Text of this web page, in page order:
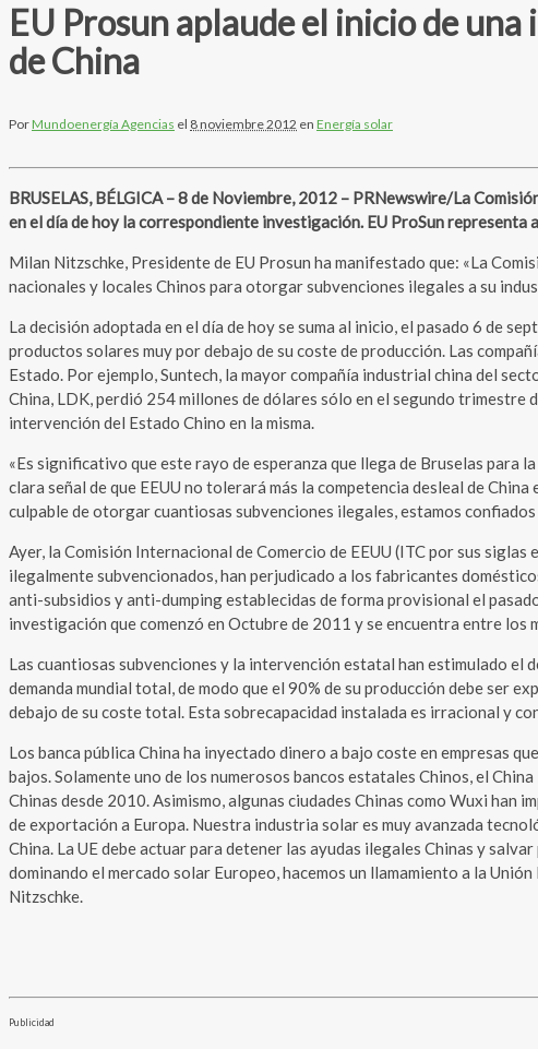
EU Prosun aplaude el inicio de
de China
PorMundoenergía Agencias el 8 noviembre 2012 en Energía solar
BRUSELAS, BÉLGICA – 8 de Noviembre, 2012 – PRNewswire/La
en el día de hoy la correspondiente investigación. EU ProSun representa
Milan Nitzschke, Presidente de EU Prosun ha manifestado que: «La
nacionales y locales Chinos para otorgar subvenciones ilegales a su
La decisión adoptada en el día de hoy se suma al inicio, el pasado 6 de
productos solares muy por debajo de su coste de producción. Las
Estado. Por ejemplo, Suntech, la mayor compañía industrial china del
China, LDK, perdió 254 millones de dólares sólo en el segundo trimestre
intervención del Estado Chino en la misma.
«Es significativo que este rayo de esperanza que llega de Bruselas para
clara señal de que EEUU no tolerará más la competencia desleal de
culpable de otorgar cuantiosas subvenciones ilegales, estamos
Ayer, la Comisión Internacional de Comercio de EEUU (ITC por sus
ilegalmente subvencionados, han perjudicado a los fabricantes
anti-subsidios y anti-dumping establecidas de forma provisional el
investigación que comenzó en Octubre de 2011 y se encuentra entre los
Las cuantiosas subvenciones y la intervención estatal han estimulado el
demanda mundial total, de modo que el 90% de su producción debe ser
debajo de su coste total. Esta sobrecapacidad instalada es irracional y
Los banca pública China ha inyectado dinero a bajo coste en empresas
bajos. Solamente uno de los numerosos bancos estatales Chinos, el
Chinas desde 2010. Asimismo, algunas ciudades Chinas como Wuxi han
de exportación a Europa. Nuestra industria solar es muy avanzada
China. La UE debe actuar para detener las ayudas ilegales Chinas y
dominando el mercado solar Europeo, hacemos un llamamiento a la
Nitzschke.
Publicidad